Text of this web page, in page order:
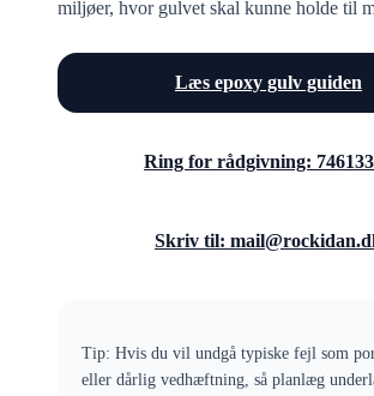
miljøer, hvor gulvet skal kunne holde til
Læs epoxy gulv guiden
Ring for rådgivning:
Skriv til:
Tip: Hvis du vil undgå typiske fejl som
eller dårlig vedhæftning, så planlæg